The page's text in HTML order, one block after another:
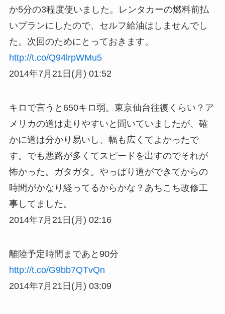
か5分の3程度使いました。レンタカーの燃料前払
いプランにしたので、セルフ給油はしませんでし
た。次回のためにとっておきます。
http://t.co/Q94lrpWMu5
2014年7月21日(月) 01:52
キロで言うと650キロ弱。東京仙台往復くらい？ア
メリカの道は走りやすいと聞いていましたが、確
かに道は分かり易いし、幅も広くてよかったで
す。でも悪路が多くてスピードを出すのでそれが
怖かった。ガタガタ。やっぱり道ができてからの
時間がかなり経ってるからかな？あちこち改修工
事してました。
2014年7月21日(月) 02:16
離陸予定時間まであと90分
http://t.co/G9bb7QTvQn
2014年7月21日(月) 03:09